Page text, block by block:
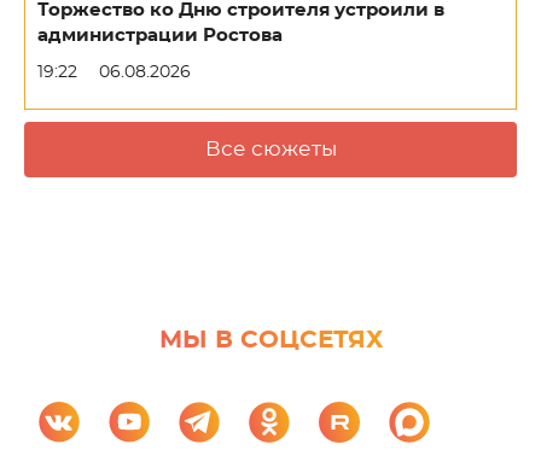
Торжество ко Дню строителя устроили в
администрации Ростова
19:22 06.08.2026
Все сюжеты
МЫ В СОЦСЕТЯХ